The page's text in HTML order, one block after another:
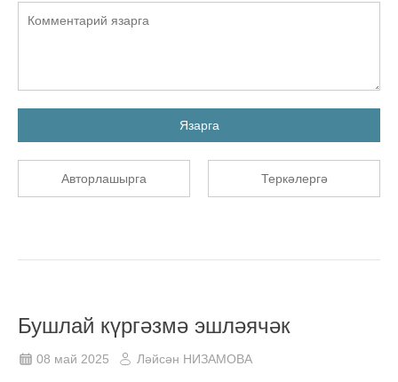
Язарга
Авторлашырга Теркәлергә
Бушлай күргәзмә эшләячәк
08 май 2025 Ләйсән НИЗАМОВА